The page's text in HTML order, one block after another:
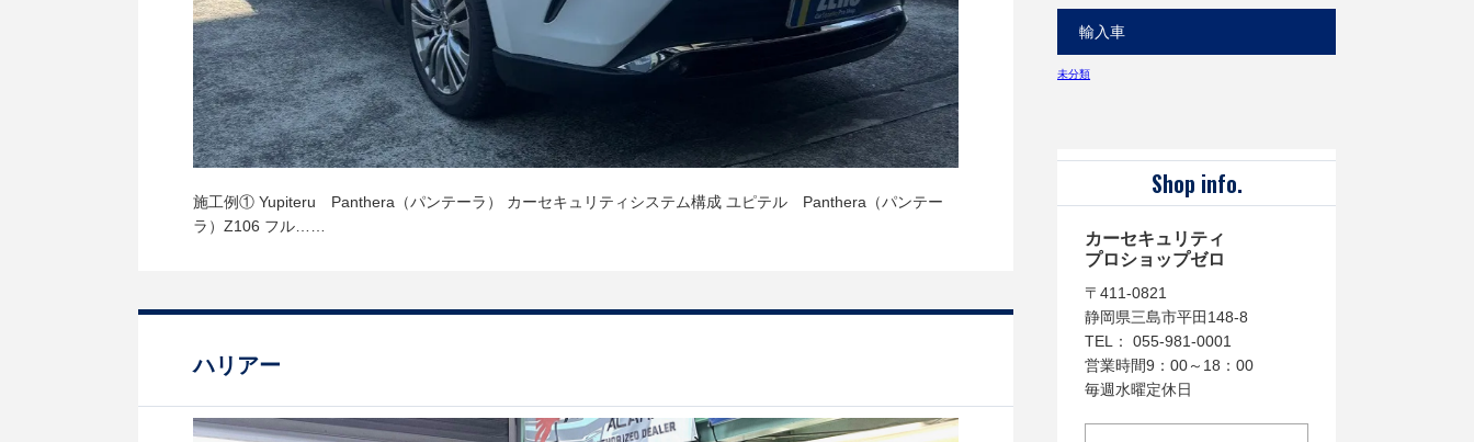
施工例① Yupiteru Panthera（パンテーラ） カーセキュリティシステム構成 ユピテル Panthera（パンテー
ラ）Z106 フル……
ハリアー
輸入車
未分類
Shop info.
カーセキュリティ
プロショップゼロ
〒411-0821
静岡県三島市平田148-8
TEL： 055-981-0001
営業時間9：00～18：00
毎週水曜定休日